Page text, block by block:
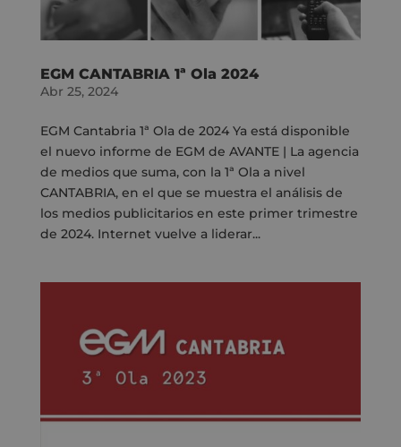
EGM CANTABRIA 1ª Ola 2024
Abr 25, 2024
EGM Cantabria 1ª Ola de 2024 Ya está disponible
el nuevo informe de EGM de AVANTE | La agencia
de medios que suma, con la 1ª Ola a nivel
CANTABRIA, en el que se muestra el análisis de
los medios publicitarios en este primer trimestre
de 2024. Internet vuelve a liderar...